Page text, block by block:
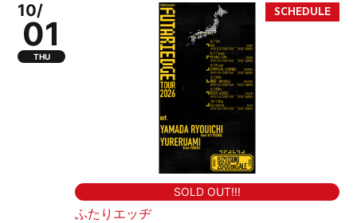
10/
01
THU
SOLD OUT!!!
ふたりエッヂ